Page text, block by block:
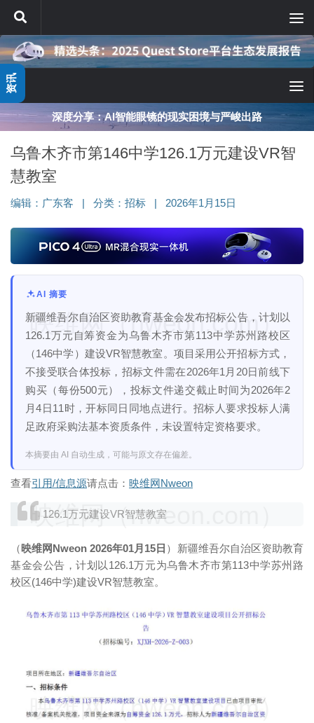
跳至内容
深度分享：AI智能眼镜的现实困境与严峻出路
乌鲁木齐市第146中学126.1万元建设VR智
慧教室
编辑： 广东客 分类： 招标 2026年1月15日
AI 摘要
新疆维吾尔自治区资助教育基金会发布招标公告，计划以
126.1万元自筹资金为乌鲁木齐市第113中学苏州路校区
（146中学）建设VR智慧教室。项目采用公开招标方式，
不接受联合体投标，招标文件需在2026年1月20日前线下
购买（每份500元），投标文件递交截止时间为2026年2
月4日11时，开标同日同地点进行。招标人要求投标人满
足政府采购法基本资质条件，未设置特定资格要求。
本摘要由 AI 自动生成，可能与原文存在偏差。
查看引用/信息源请点击： 映维网Nweon
126.1万元建设VR智慧教室
（映维网Nweon 2026年01月15日 ）新疆维吾尔自治区资助教育
基金会公告，计划以126.1万元为乌鲁木齐市第113中学苏州路
校区(146中学)建设VR智慧教室。
映维网（nweon.com）
映维网（nweon.com）
映维网（nweon.com）
资讯